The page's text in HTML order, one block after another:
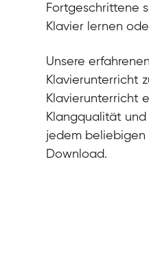
Fortgeschrittene
Klavier lernen
Unsere
Klavierunterricht
Klavierunterricht
Klangqualität
jedem beliebigen
Download.